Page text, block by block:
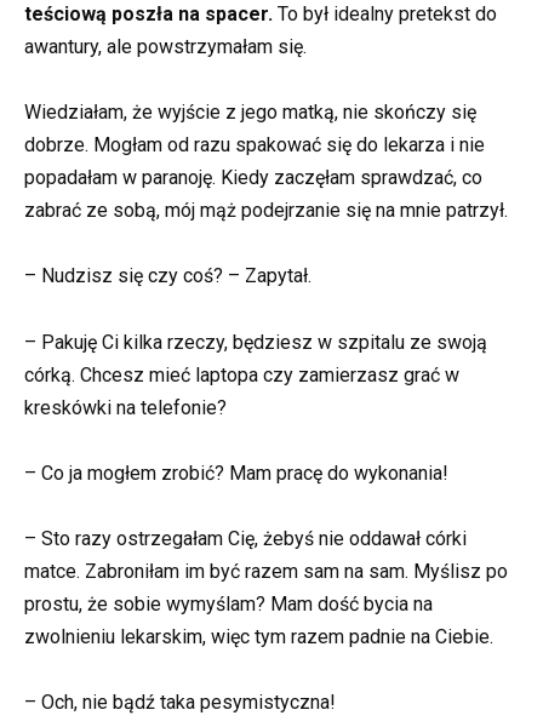
teściową poszła na spacer. To był idealny pretekst do
awantury, ale powstrzymałam się.
Wiedziałam, że wyjście z jego matką, nie skończy się
dobrze. Mogłam od razu spakować się do lekarza i nie
popadałam w paranoję. Kiedy zaczęłam sprawdzać, co
zabrać ze sobą, mój mąż podejrzanie się na mnie patrzył.
– Nudzisz się czy coś? – Zapytał.
– Pakuję Ci kilka rzeczy, będziesz w szpitalu ze swoją
córką. Chcesz mieć laptopa czy zamierzasz grać w
kreskówki na telefonie?
– Co ja mogłem zrobić? Mam pracę do wykonania!
– Sto razy ostrzegałam Cię, żebyś nie oddawał córki
matce. Zabroniłam im być razem sam na sam. Myślisz po
prostu, że sobie wymyślam? Mam dość bycia na
zwolnieniu lekarskim, więc tym razem padnie na Ciebie.
– Och, nie bądź taka pesymistyczna!